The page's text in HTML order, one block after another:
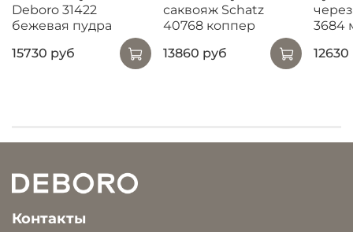
Deboro 31422
бежевая пудра
15730 руб
саквояж Schatz
40768 коппер
13860 руб
3684
Контакты